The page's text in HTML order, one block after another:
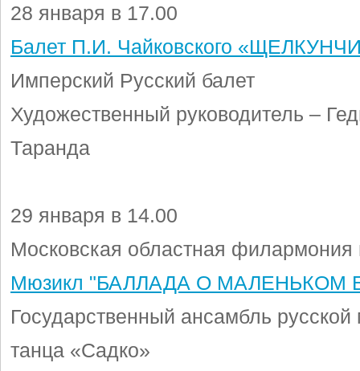
28 января в 17.00
Балет П.И. Чайковского
Имперский Русский балет
Художественный руководитель –
Таранда
29 января в 14.00
Московская областная филармония
Мюзикл "БАЛЛАДА О МАЛЕНЬКОМ
Государственный ансамбль русской
танца «Садко»